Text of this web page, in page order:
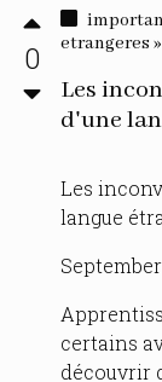
0
etrangeres »
Les
d'une
Les
langue
certains
découvrir